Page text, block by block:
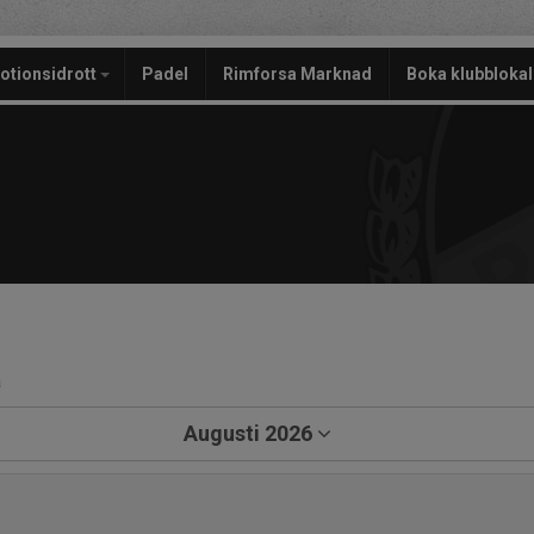
Padel Rimforsa Marknad Boka klubblokal
Augusti 2026